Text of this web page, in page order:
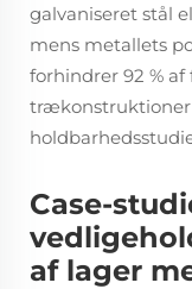
galvaniseret stål
mens metallets
forhindrer 92 %
trækonstruktioner
Case-
af lager